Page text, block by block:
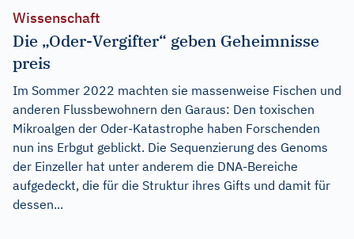
Wissenschaft
Die „Oder-Vergifter“ geben Geheimnisse
preis
Im Sommer 2022 machten sie massenweise Fischen und
anderen Flussbewohnern den Garaus: Den toxischen
Mikroalgen der Oder-Katastrophe haben Forschenden
nun ins Erbgut geblickt. Die Sequenzierung des Genoms
der Einzeller hat unter anderem die DNA-Bereiche
aufgedeckt, die für die Struktur ihres Gifts und damit für
dessen...